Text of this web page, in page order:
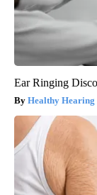
Ear Ringing
Healthy